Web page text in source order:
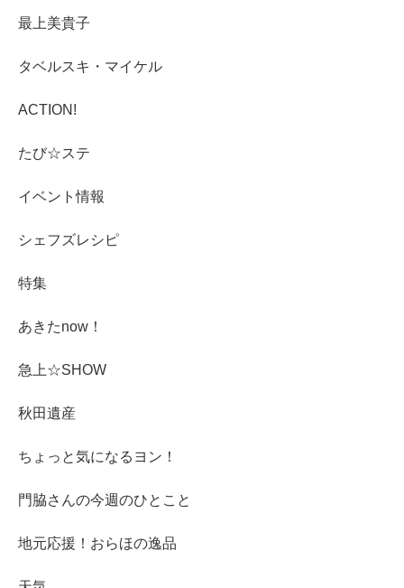
最上美貴子
タベルスキ・マイケル
ACTION!
たび☆ステ
イベント情報
シェフズレシピ
特集
あきたnow！
急上☆SHOW
秋田遺産
ちょっと気になるヨン！
門脇さんの今週のひとこと
地元応援！おらほの逸品